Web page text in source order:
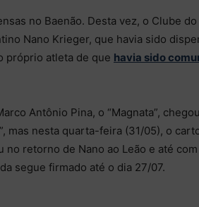
no Baenão. Desta vez, o Clube
Nano Krieger, que havia sido
próprio atleta de que havia sido
Antônio Pina, o “Magnata”,
mas nesta quarta-feira (31/05), o
no retorno de Nano ao Leão e até
segue firmado até o dia 27/07.